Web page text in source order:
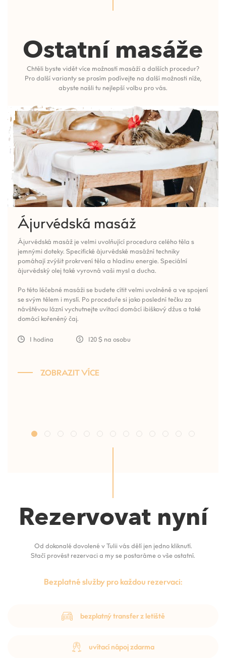
Ostatní masáže
Chtěli byste vidět více možností masáží a dalších procedur?
Pro další varianty se prosím podívejte na další možnosti níže,
abyste našli tu nejlepší volbu pro vás.
Ájurvédská masáž
Ájurvédská masáž je velmi uvolňující procedura celého těla s
jemnými doteky. Specifické ájurvédské masážní techniky
pomáhají zvýšit prokrvení těla a hladinu energie. Speciální
ájurvédský olej také vyrovná vaši mysl a ducha.
Po této léčebné masáži se budete cítit velmi uvolněně a ve spojení
se svým tělem i myslí. Po proceduře si jako poslední tečku za
návštěvou lázní vychutnejte uvítací domácí ibiškový džus a také
domácí kořeněný čaj.
1 hodina 120 $ na osobu
ZOBRAZIT VÍCE
Rezervovat nyní
Od dokonalé dovolené v Tulii vás dělí jen jedno kliknutí.
Stačí provést rezervaci a my se postaráme o vše ostatní.
Bezplatné služby pro každou rezervaci:
bezplatný transfer z letiště
uvítací nápoj zdarma